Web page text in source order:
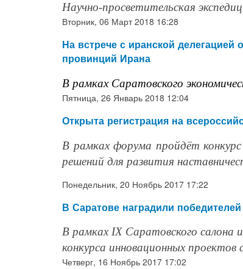
Научно-просветительская
Вторник, 06 Март 2018 16:28
На встрече с иранской делегацией
провинций Ирана
В рамках Саратовского
Пятница, 26 Январь 2018 12:04
Открыта регистрация на
В рамках форума пройдёт
решений для развития
Понедельник, 20 Ноябрь 2017 17:22
В Саратове наградили
В рамках IX Саратовского салона
конкурса инновационных проектов
Четверг, 16 Ноябрь 2017 17:02